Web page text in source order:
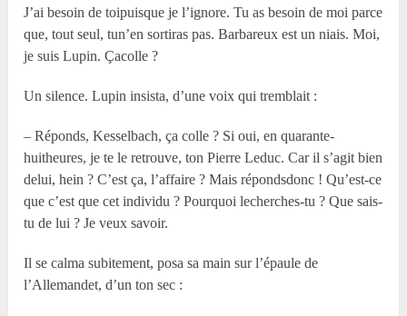
J’ai besoin de toipuisque je l’ignore. Tu as besoin de moi parce
que, tout seul, tun’en sortiras pas. Barbareux est un niais. Moi,
je suis Lupin. Çacolle ?
Un silence. Lupin insista, d’une voix qui tremblait :
– Réponds, Kesselbach, ça colle ? Si oui, en quarante-
huitheures, je te le retrouve, ton Pierre Leduc. Car il s’agit bien
delui, hein ? C’est ça, l’affaire ? Mais répondsdonc ! Qu’est-ce
que c’est que cet individu ? Pourquoi lecherches-tu ? Que sais-
tu de lui ? Je veux savoir.
Il se calma subitement, posa sa main sur l’épaule de
l’Allemandet, d’un ton sec :